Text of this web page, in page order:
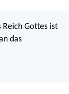
Gottes ist
das